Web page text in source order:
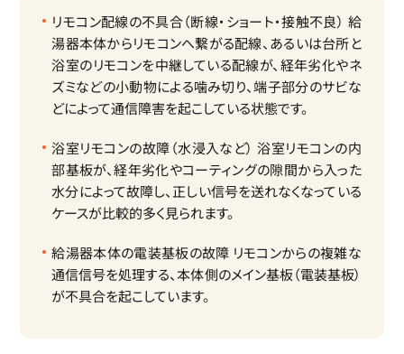
リモコン配線の不具合（断線・ショート・接触不良） 給
湯器本体からリモコンへ繋がる配線、あるいは台所と
浴室のリモコンを中継している配線が、経年劣化やネ
ズミなどの小動物による噛み切り、端子部分のサビな
どによって通信障害を起こしている状態です。
浴室リモコンの故障（水浸入など） 浴室リモコンの内
部基板が、経年劣化やコーティングの隙間から入った
水分によって故障し、正しい信号を送れなくなっている
ケースが比較的多く見られます。
給湯器本体の電装基板の故障 リモコンからの複雑な
通信信号を処理する、本体側のメイン基板（電装基板）
が不具合を起こしています。